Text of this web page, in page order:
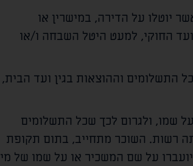
יוטלו על הדירה, במישרין או
החוקי, למעט היטל השבחה ו/או
התשלומים וההוצאות בגין ועד הבית,
שמו, ולגרום לכך שכל התשלומים
רשות. השוכר מתחייב, בתום תקופת
על שם המשכיר או על שמו של מי